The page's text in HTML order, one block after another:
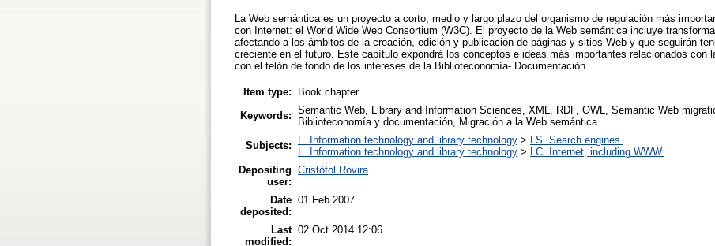
La Web semántica es un proyecto a corto, medio y largo plazo del organismo de regulación más
con Internet: el World Wide Web Consortium (W3C). El proyecto de la Web semántica incluye
afectando a los ámbitos de la creación, edición y publicación de páginas y sitios Web y que seguirán
creciente en el futuro. Este capítulo expondrá los conceptos e ideas más importantes relacionados con
con el telón de fondo de los intereses de la Biblioteconomía- Documentación.
Item type:
Book chapter
Keywords: Semantic Web, Library and Information Sciences, XML, RDF, OWL, Semantic Web
Biblioteconomía y documentación, Migración a la Web semántica
Subjects:
L. Information technology and library technology >
LS. Search engines.
L. Information technology and library technology >
LC. Internet, including WWW.
Depositing
user:
Cristòfol Rovira
Date
deposited:
01 Feb 2007
Last
modified:
02 Oct 2014 12:06